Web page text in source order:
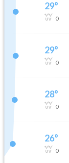
29°
0
29°
0
28°
0
26°
0